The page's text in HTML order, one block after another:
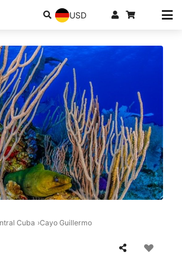
USD
Guillermo, Cuba, 69410 Moron, Ciego de
Cuba Cayo Guillermo